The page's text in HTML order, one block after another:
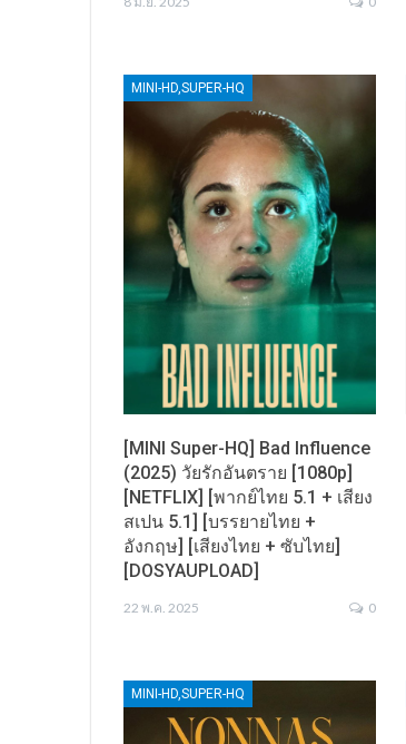
MINI-HD,SUPER-HQ
[MINI Super-HQ] Bad Influence
(2025) วัยรักอันตราย [1080p]
[NETFLIX] [พากย์ไทย 5.1 + เสียง
สเปน 5.1] [บรรยายไทย +
อังกฤษ] [เสียงไทย + ซับไทย]
[DOSYAUPLOAD]
22 พ.ค. 2025 0
MINI-HD,SUPER-HQ